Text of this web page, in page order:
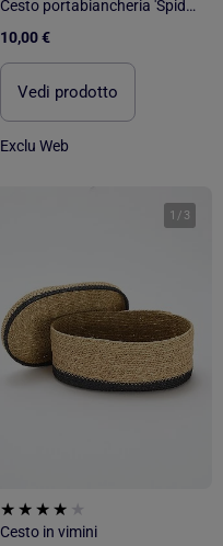
Cesto portabiancheria 'Spider-Man'
10,00 €
Vedi prodotto
Exclu Web
1 / 3
Cesto in vimini